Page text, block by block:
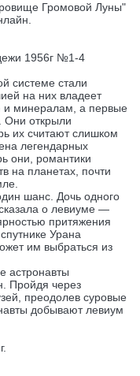
Громовой Луны"
1956г №1-4
системе стали
на них владеет
минералам, а первые
Они открыли
их считают слишком
легендарных
они, романтики
на планетах, почти
шанс. Дочь одного
о левиуме —
притяжения
Урана
им выбраться из
астронавты
Пройдя через
преодолев суровые
добывают левиум